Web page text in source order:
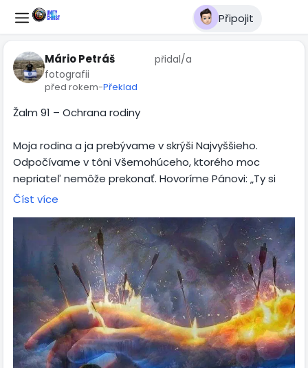
Připojit
Mário Petráš
přidal/a
fotografii
před rokem-Překlad
Žalm 91 – Ochrana rodiny
Moja rodina a ja prebývame v skrýši Najvyššieho.
Odpočívame v tôni Všemohúceho, ktorého moc
nepriateľ nemôže prekonať. Hovoríme Pánovi: „Ty si
moje útočište, môj hrad, môj Boh, ja v Teba verím.“
sa naše nohy nezachytia v skrytej pasci
nebezpečenstva. Tisíc môže padnúť po našom boku a
desaťtisíc po našej pravici, ale k nám sa to nepriblíži.
Iba sa dívať budeme ako svedkovia na to, keď zlí
dostanú svoju odplatu.
Pretože sme si Pána vybrali za naše útočište a
Najvyššieho za útulok, nič zlého sa nám neprihodí, ani
pliaga, ani kalamita sa nepriblíži k nám. Pán dá príkaz
Číst více